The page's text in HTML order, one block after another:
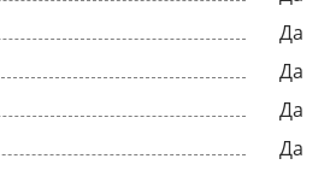
Да
Да
Да
Да